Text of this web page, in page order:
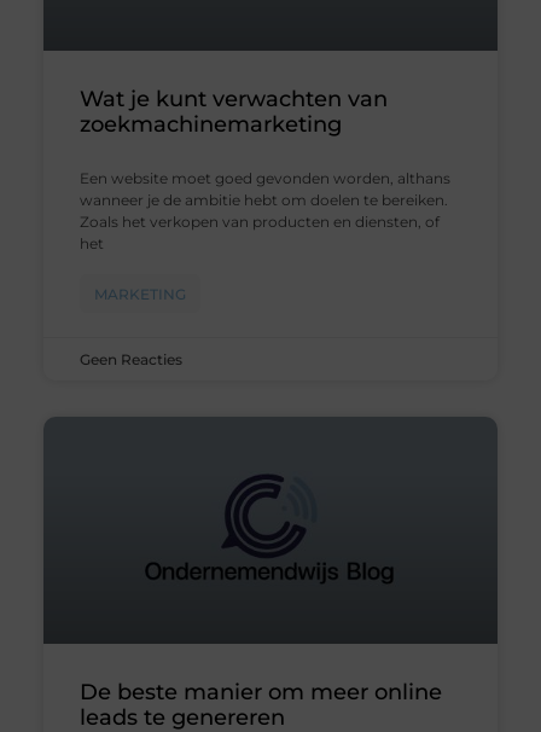
Wat je kunt verwachten van
zoekmachinemarketing
Een website moet goed gevonden worden, althans
wanneer je de ambitie hebt om doelen te bereiken.
Zoals het verkopen van producten en diensten, of
het
MARKETING
Geen Reacties
De beste manier om meer online
leads te genereren